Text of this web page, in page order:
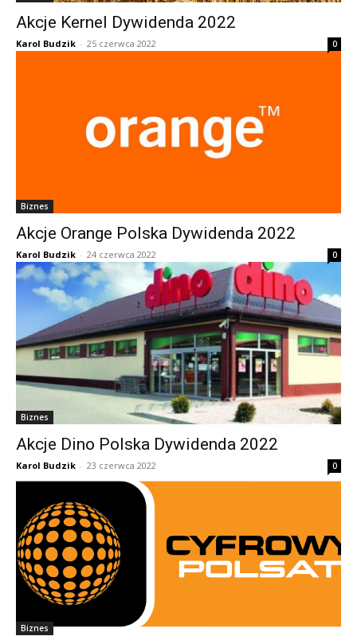
Akcje Kernel Dywidenda 2022
Karol Budzik - 25 czerwca 2022 0
Biznes
Akcje Orange Polska Dywidenda 2022
Karol Budzik - 24 czerwca 2022 0
Biznes
Akcje Dino Polska Dywidenda 2022
Karol Budzik - 23 czerwca 2022 0
Biznes